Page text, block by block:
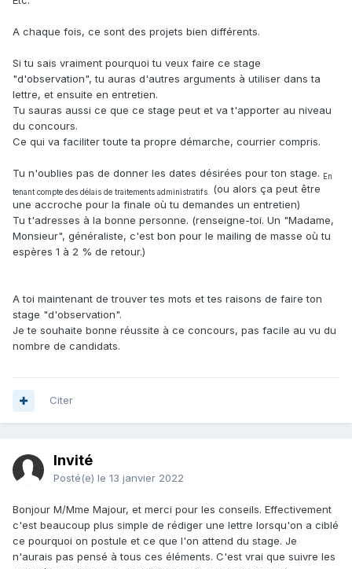
A chaque fois, ce sont des projets bien différents.
Si tu sais vraiment pourquoi tu veux faire ce stage
"d'observation", tu auras d'autres arguments à utiliser dans ta
lettre, et ensuite en entretien.
Tu sauras aussi ce que ce stage peut et va t'apporter au niveau
du concours.
Ce qui va faciliter toute ta propre démarche, courrier compris.
Tu n'oublies pas de donner les dates désirées pour ton stage.
En
tenant compte des délais de traitements administratifs.
(ou alors ça peut être
une accroche pour la finale où tu demandes un entretien)
Tu t'adresses à la bonne personne. (renseigne-toi. Un "Madame,
Monsieur", généraliste, c'est bon pour le mailing de masse où tu
espères 1 à 2 % de retour.)
A toi maintenant de trouver tes mots et tes raisons de faire ton
stage "d'observation".
Je te souhaite bonne réussite à ce concours, pas facile au vu du
nombre de candidats.
Citer
Invité
Posté(e) le 13 janvier 2022
Bonjour M/Mme Majour, et merci pour les conseils. Effectivement
c'est beaucoup plus simple de rédiger une lettre lorsqu'on a ciblé
ce pourquoi on postule et ce que l'on attend du stage. Je
n'aurais pas pensé à tous ces éléments. C'est vrai que suivre les